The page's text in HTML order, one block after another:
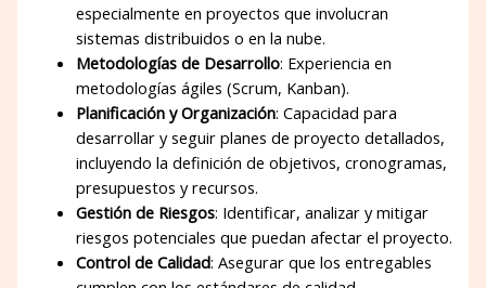
especialmente en proyectos que involucran
sistemas distribuidos o en la nube.
Metodologías de Desarrollo: Experiencia en
metodologías ágiles (Scrum, Kanban).
Planificación y Organización: Capacidad para
desarrollar y seguir planes de proyecto detallados,
incluyendo la definición de objetivos, cronogramas,
presupuestos y recursos.
Gestión de Riesgos: Identificar, analizar y mitigar
riesgos potenciales que puedan afectar el proyecto.
Control de Calidad: Asegurar que los entregables